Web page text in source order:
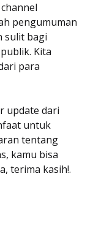
pengumuman
sulit bagi
Kita
para
update dari
untuk
tentang
kamu bisa
terima kasih!.